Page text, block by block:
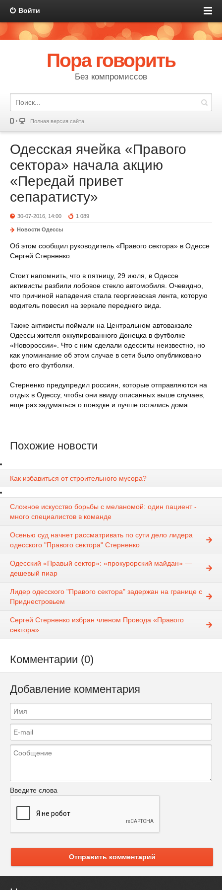
Войти
Пора говорить
Без компромиссов
Полная версия сайта
Одесская ячейка «Правого
сектора» начала акцию
«Передай привет
сепаратисту»
30-07-2016, 14:00 1 089
Новости Одессы
Об этом сообщил руководитель «Правого сектора» в Одессе
Сергей Стерненко.
Стоит напомнить, что в пятницу, 29 июля, в Одессе
активисты разбили лобовое стекло автомобиля. Очевидно,
что причиной нападения стала георгиевская лента, которую
водитель повесил на зеркале переднего вида.
Также активисты поймали на Центральном автовакзале
Одессы жителя оккупированного Донецка в футболке
«Новороссии». Что с ним сделали одесситы неизвестно, но
как упоминание об этом случае в сети было опубликовано
фото его футболки.
Стерненко предупредил россиян, которые отправляются на
отдых в Одессу, чтобы они ввиду описанных выше случаев,
еще раз задуматься о поездке и лучше остались дома.
Похожие новости
Как избавиться от строительного мусора?
Сложное искусство борьбы с меланомой: один пациент -
много специалистов в команде
Осенью суд начнет рассматривать по сути дело лидера
одесского "Правого сектора" Стерненко
Одесский «Правый сектор»: «прокурорский майдан» —
дешевый пиар
Лидер одесского "Правого сектора" задержан на границе с
Приднестровьем
Сергей Стерненко избран членом Провода «Правого
сектора»
Комментарии (0)
Добавление комментария
Введите слова
Отправить комментарий